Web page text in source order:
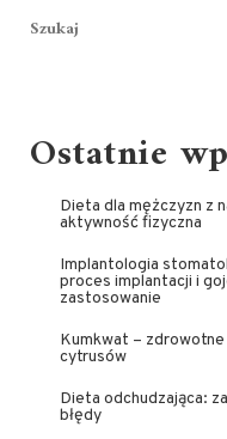
Szukaj
Ostatnie
Dieta dla mężczyzn z
aktywność fizyczna
Implantologia
proces implantacji i
zastosowanie
Kumkwat –
cytrusów
Dieta odchudzająca:
błędy